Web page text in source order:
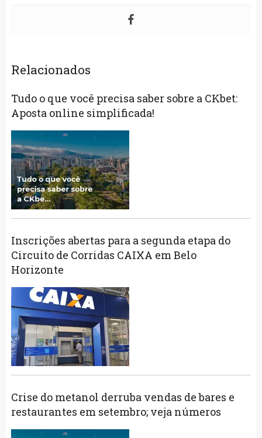
Relacionados
Tudo o que você precisa saber sobre a CKbet:
Aposta online simplificada!
Inscrições abertas para a segunda etapa do
Circuito de Corridas CAIXA em Belo
Horizonte
Crise do metanol derruba vendas de bares e
restaurantes em setembro; veja números